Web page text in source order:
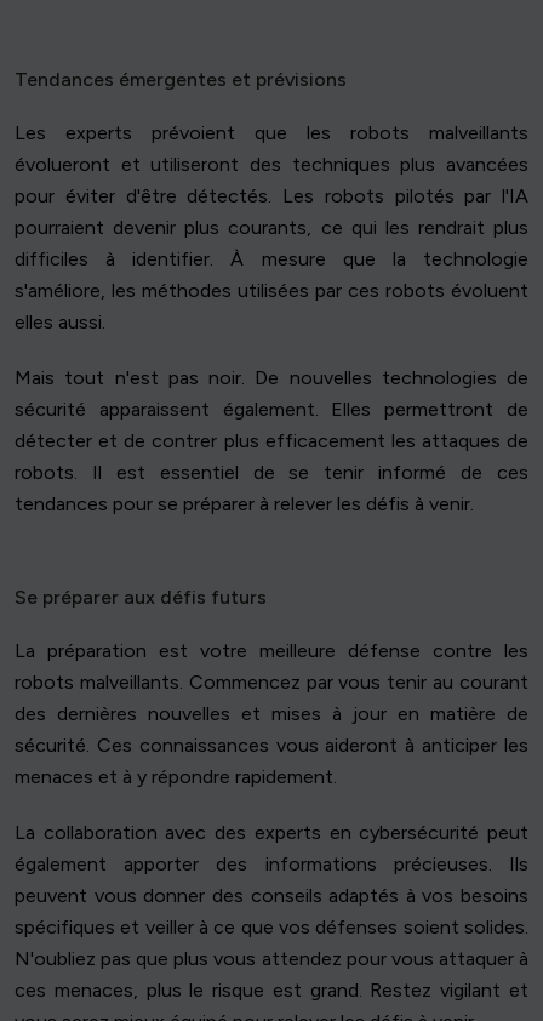
Tendances émergentes et prévisions
Les experts prévoient que les robots malveillants
évolueront et utiliseront des techniques plus avancées
pour éviter d'être détectés. Les robots pilotés par l'IA
pourraient devenir plus courants, ce qui les rendrait plus
difficiles à identifier. À mesure que la technologie
s'améliore, les méthodes utilisées par ces robots évoluent
elles aussi.
Mais tout n'est pas noir. De nouvelles technologies de
sécurité apparaissent également. Elles permettront de
détecter et de contrer plus efficacement les attaques de
robots. Il est essentiel de se tenir informé de ces
tendances pour se préparer à relever les défis à venir.
Se préparer aux défis futurs
La préparation est votre meilleure défense contre les
robots malveillants. Commencez par vous tenir au courant
des dernières nouvelles et mises à jour en matière de
sécurité. Ces connaissances vous aideront à anticiper les
menaces et à y répondre rapidement.
La collaboration avec des experts en cybersécurité peut
également apporter des informations précieuses. Ils
peuvent vous donner des conseils adaptés à vos besoins
spécifiques et veiller à ce que vos défenses soient solides.
N'oubliez pas que plus vous attendez pour vous attaquer à
ces menaces, plus le risque est grand. Restez vigilant et